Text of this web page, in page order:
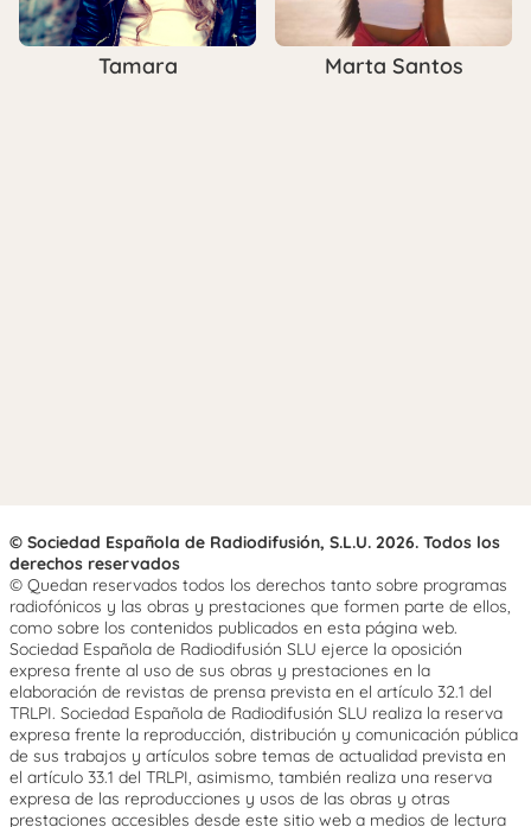
Tamara Marta Santos
© Sociedad Española de Radiodifusión, S.L.U. 2026. Todos los
derechos reservados
© Quedan reservados todos los derechos tanto sobre programas
radiofónicos y las obras y prestaciones que formen parte de ellos,
como sobre los contenidos publicados en esta página web.
Sociedad Española de Radiodifusión SLU ejerce la oposición
expresa frente al uso de sus obras y prestaciones en la
elaboración de revistas de prensa prevista en el artículo 32.1 del
TRLPI. Sociedad Española de Radiodifusión SLU realiza la reserva
expresa frente la reproducción, distribución y comunicación pública
de sus trabajos y artículos sobre temas de actualidad prevista en
el artículo 33.1 del TRLPI, asimismo, también realiza una reserva
expresa de las reproducciones y usos de las obras y otras
prestaciones accesibles desde este sitio web a medios de lectura